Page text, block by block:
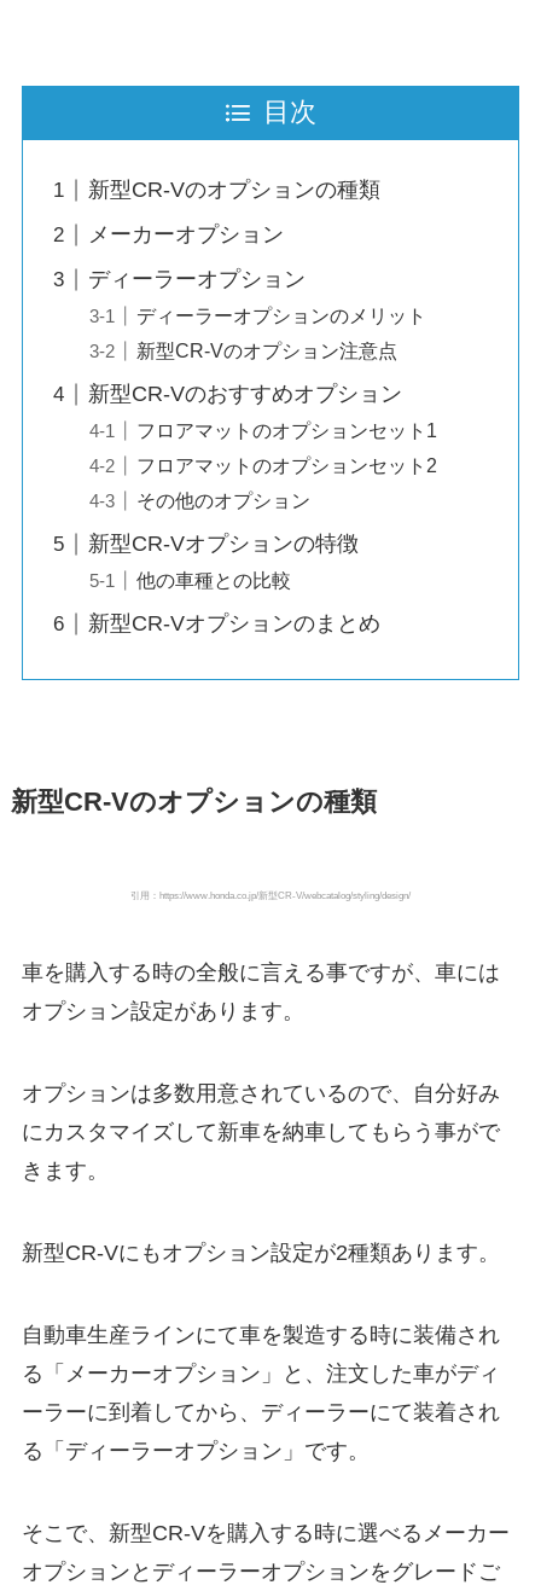
目次
新型CR-Vのオプションの種類
メーカーオプション
ディーラーオプション
ディーラーオプションのメリット
新型CR-Vのオプション注意点
新型CR-Vのおすすめオプション
フロアマットのオプションセット1
フロアマットのオプションセット2
その他のオプション
新型CR-Vオプションの特徴
他の車種との比較
新型CR-Vオプションのまとめ
新型CR-Vのオプションの種類
引用：https://www.honda.co.jp/新型CR-V/webcatalog/styling/design/
車を購入する時の全般に言える事ですが、車には
オプション設定があります。
オプションは多数用意されているので、自分好み
にカスタマイズして新車を納車してもらう事がで
きます。
新型CR-Vにもオプション設定が2種類あります。
自動車生産ラインにて車を製造する時に装備され
る「メーカーオプション」と、注文した車がディ
ーラーに到着してから、ディーラーにて装着され
る「ディーラーオプション」です。
そこで、新型CR-Vを購入する時に選べるメーカー
オプションとディーラーオプションをグレードご